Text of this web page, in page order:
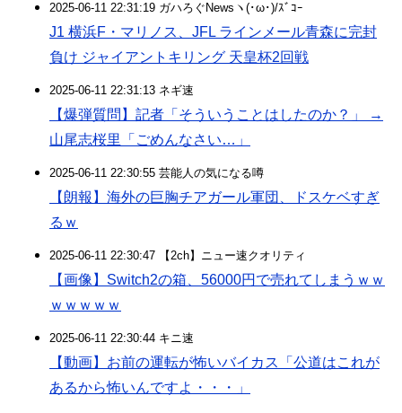
2025-06-11 22:31:19 ガハろぐNewsヽ(･ω･)/ｽﾞｺｰ
J1 横浜F・マリノス、JFL ラインメール青森に完封
負け ジャイアントキリング 天皇杯2回戦
2025-06-11 22:31:13 ネギ速
【爆弾質問】記者「そういうことはしたのか？」 →
山尾志桜里「ごめんなさい…」
2025-06-11 22:30:55 芸能人の気になる噂
【朗報】海外の巨胸チアガール軍団、ドスケベすぎ
るｗ
2025-06-11 22:30:47 【2ch】ニュー速クオリティ
【画像】Switch2の箱、56000円で売れてしまうｗｗ
ｗｗｗｗｗ
2025-06-11 22:30:44 キニ速
【動画】お前の運転が怖いバイカス「公道はこれが
あるから怖いんですよ・・・」